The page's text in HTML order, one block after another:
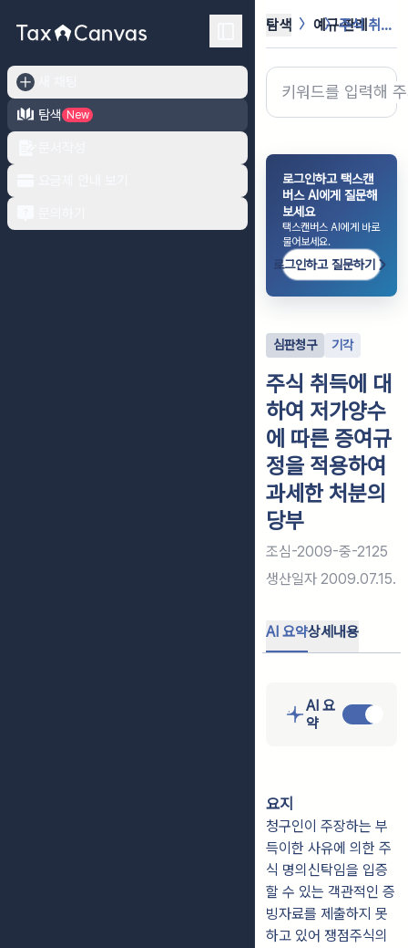
탐색
New
탐색 예규·판례 주식 취득에 대하여 저가양수에 따른 ...
로그인하고 택스캔
버스 AI에게 질문해
보세요
택스캔버스 AI에게 바로
물어보세요.
로그인하고 질문하기
심판청구 기각
주식 취득에 대
하여 저가양수
에 따른 증여규
정을 적용하여
과세한 처분의
당부
조심-2009-중-2125
생산일자 2009.07.15.
AI 요약상세내용
AI 요
약
요지
청구인이 주장하는 부
득이한 사유에 의한 주
식 명의신탁임을 입증
할 수 있는 객관적인 증
빙자료를 제출하지 못
하고 있어 쟁점주식의